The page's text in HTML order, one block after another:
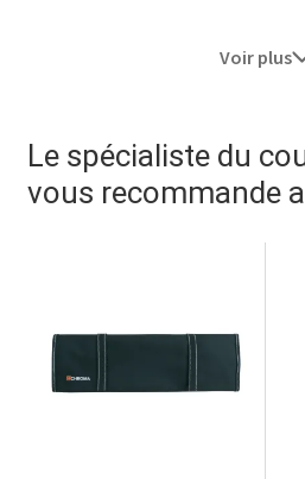
Trouver mon magasin
Voir plus
Le spécialiste du
vous recommande